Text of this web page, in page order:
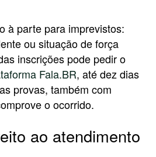
à parte para imprevistos:
ou situação de força
inscrições pode pedir o
Fala.BR, até dez dias
provas, também com
o ocorrido.
ao atendimento